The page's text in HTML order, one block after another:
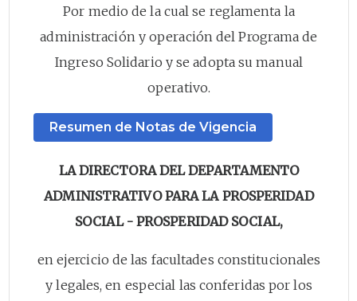
Por medio de la cual se reglamenta la
administración y operación del Programa de
Ingreso Solidario y se adopta su manual
operativo.
Resumen de Notas de Vigencia
LA DIRECTORA DEL DEPARTAMENTO
ADMINISTRATIVO PARA LA PROSPERIDAD
SOCIAL - PROSPERIDAD SOCIAL,
en ejercicio de las facultades constitucionales
y legales, en especial las conferidas por los